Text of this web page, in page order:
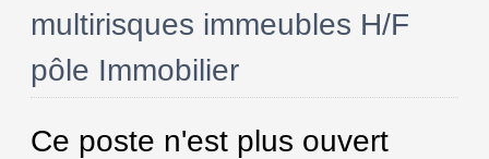
multirisques immeubles H/F
pôle Immobilier
Ce poste n'est plus ouvert